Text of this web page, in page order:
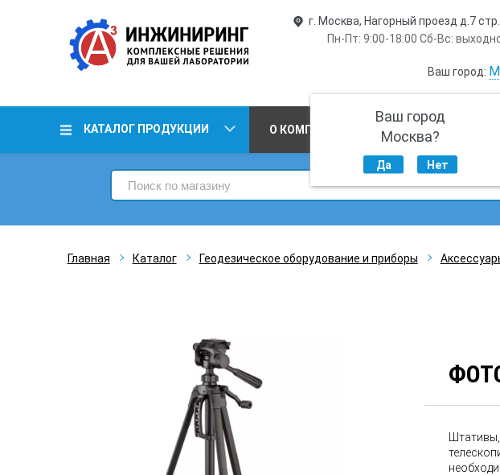
г. Москва, Нагорный проезд д.7 стр.
Пн-Пт: 9:00-18:00 Сб-Вс:
Ваш город:
Ваш город
Москва?
Да Нет
КАТАЛОГ ПРОДУКЦИИ О КОМПАНИИ ПРОИЗВОДСТВО
Главная Каталог Геодезическое оборудование и приборы